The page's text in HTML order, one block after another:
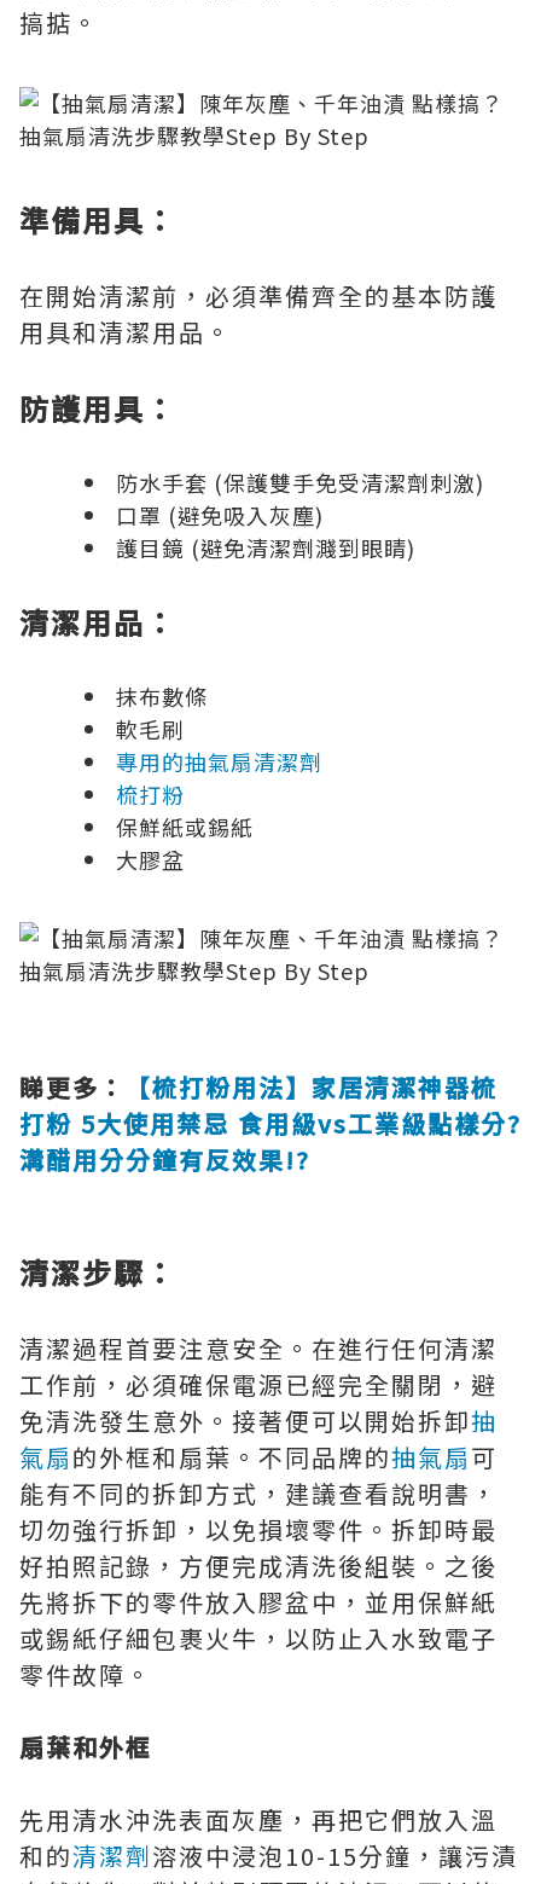
搞掂。
準備用具：
在開始清潔前，必須準備齊全的基本防護
用具和清潔用品。
防護用具：
防水手套 (保護雙手免受清潔劑刺激)
口罩 (避免吸入灰塵)
護目鏡 (避免清潔劑濺到眼睛)
清潔用品：
抹布數條
軟毛刷
專用的抽氣扇清潔劑
梳打粉
保鮮紙或錫紙
大膠盆
睇更多：
【梳打粉用法】家居清潔神器梳
打粉 5大使用禁忌 食用級vs工業級點樣分?
溝醋用分分鐘有反效果!?
清潔步驟：
清潔過程首要注意安全。在進行任何清潔
工作前，必須確保電源已經完全關閉，避
免清洗發生意外。接著便可以開始拆卸抽
氣扇的外框和扇葉。不同品牌的抽氣扇可
能有不同的拆卸方式，建議查看說明書，
切勿強行拆卸，以免損壞零件。拆卸時最
好拍照記錄，方便完成清洗後組裝。之後
先將拆下的零件放入膠盆中，並用保鮮紙
或錫紙仔細包裹火牛，以防止入水致電子
零件故障。
扇葉和外框
先用清水沖洗表面灰塵，再把它們放入溫
和的清潔劑溶液中浸泡10-15分鐘，讓污漬